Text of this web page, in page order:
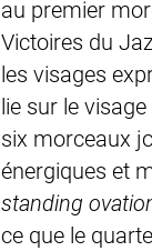
au premier
Victoires du
les visages
lie sur le
six morceaux
énergiques et
standing
ce que le